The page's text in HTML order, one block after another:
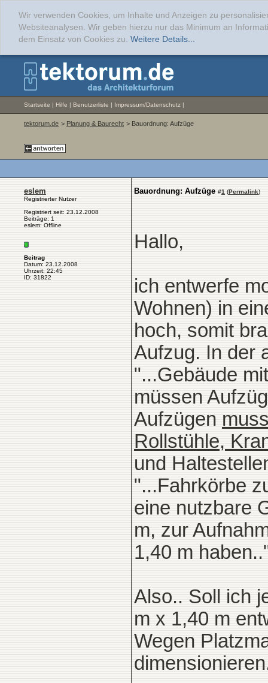
Wir verwenden Cookies, um Inhalte und Anzeigen zu
Websiteanalysen. Wir geben hierzu nur das Minimum an
dem Einsatz von Cookies zu. Weitere Details...
Startseite | Hilfe | Benutzerliste | Impressum/Datenschutz |
tektorum.de > Planung & Baurecht > Bauordnung: Aufzüge
eslem
Registrierter Nutzer
Registriert seit: 23.12.2008
Beiträge: 1
eslem: Offline
Beitrag
Datum: 23.12.2008
Uhrzeit: 22:45
ID: 31822
Bauordnung: Aufzüge #1 (Permalink)
Hallo,
ich entwerfe
Wohnen) in
hoch, somit
Aufzug. In der
"...Gebäude
müssen
Aufzügen
Rollstühle,
und
"...Fahrkörbe
eine nutzbare
m, zur
1,40 m
Also.. Soll ich
m x 1,40 m
Wegen